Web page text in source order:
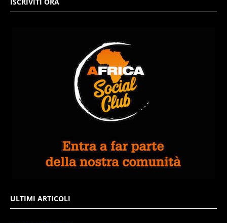
ULTIMI ARTICOLI